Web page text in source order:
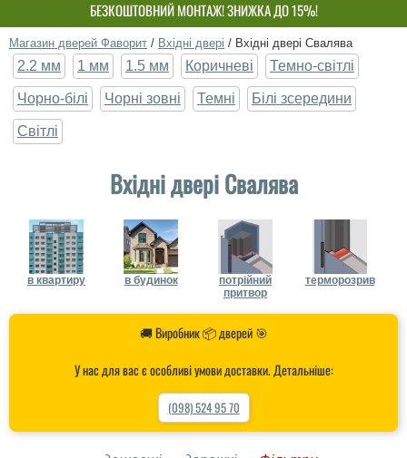
БЕЗКОШТОВНИЙ МОНТАЖ! ЗНИЖКА ДО 15%!
ВЛАСНЕ ВИРОБНИЦТВО-НЕ ПЕРЕПЛАЧУЙ!
Магазин дверей Фаворит / Вхідні двері / Вхідні двері Свалява
2.2 мм 1 мм 1.5 мм Коричневі Темно-світлі
Чорно-білі Чорні зовні Темні Білі зсередини
Світлі
Вхідні двері Свалява
в квартиру в будинок
потрійний
притвор
терморозрив
🚚 Виробник 📦 дверей 🎯
У нас для вас є особливі умови доставки. Детальніше:
(098) 524 95 70